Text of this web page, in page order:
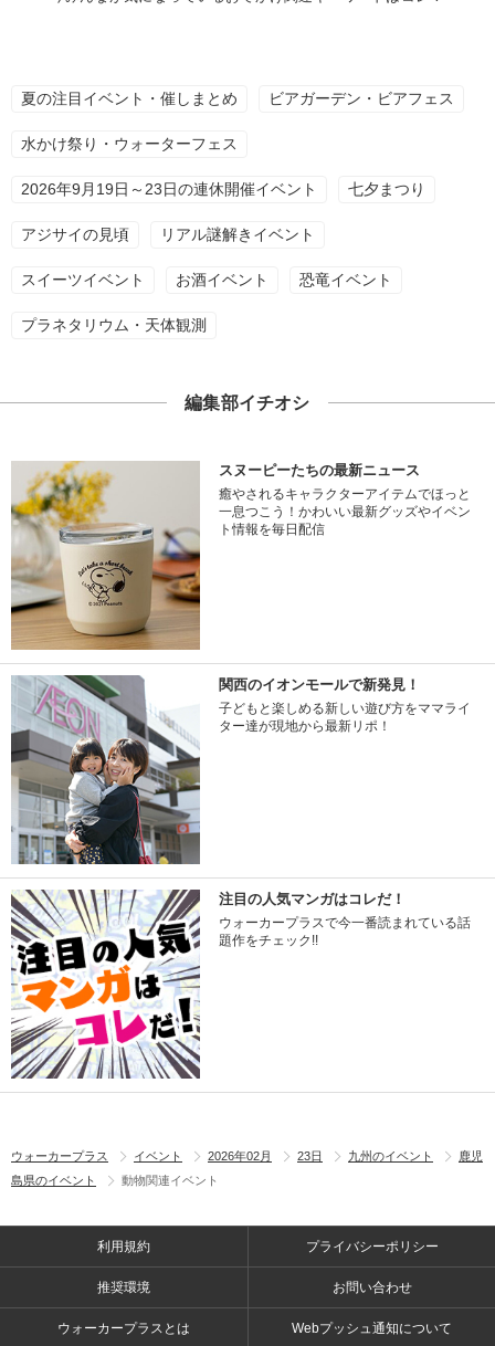
夏の注目イベント・催しまとめ ビアガーデン・ビアフェス
水かけ祭り・ウォーターフェス
2026年9月19日～23日の連休開催イベント 七夕まつり
アジサイの見頃 リアル謎解きイベント
スイーツイベント お酒イベント 恐竜イベント
プラネタリウム・天体観測
編集部イチオシ
スヌーピーたちの最新ニュース
癒やされるキャラクターアイテムでほっと
一息つこう！かわいい最新グッズやイベン
ト情報を毎日配信
関西のイオンモールで新発見！
子どもと楽しめる新しい遊び方をママライ
ター達が現地から最新リポ！
注目の人気マンガはコレだ！
ウォーカープラスで今一番読まれている話
題作をチェック!!
ウォーカープラス イベント 2026年02月 23日 九州のイベント
鹿児
島県のイベント
動物関連イベント
利用規約 プライバシーポリシー
推奨環境 お問い合わせ
ウォーカープラスとは Webプッシュ通知について